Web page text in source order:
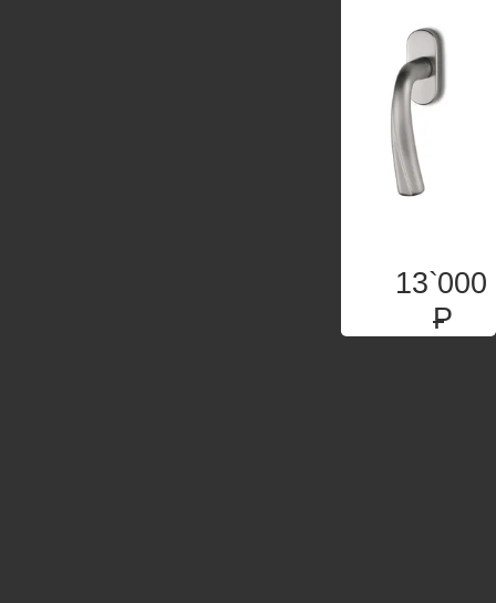
13`000
P